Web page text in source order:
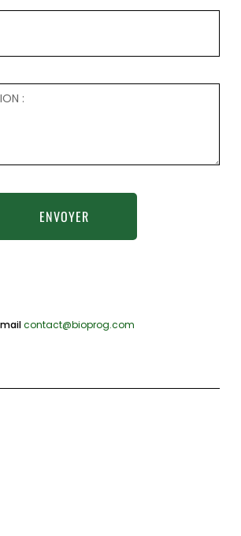
ENVOYER
contact@bioprog.com